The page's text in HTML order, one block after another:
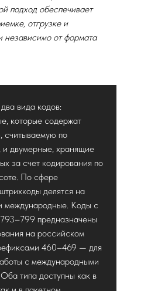
подход обеспечивает
отгрузке и
независимо от формата
вида кодов:
которые содержат
считываемую по
и двумерные, хранящие
за счет кодирования по
По сфере
делятся на
международные. Коды с
предназначены
на российском
460–469 — для
с международными
типа доступны как в